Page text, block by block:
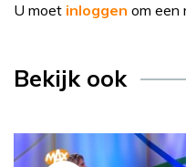
U moet inloggen om een
Bekijk ook